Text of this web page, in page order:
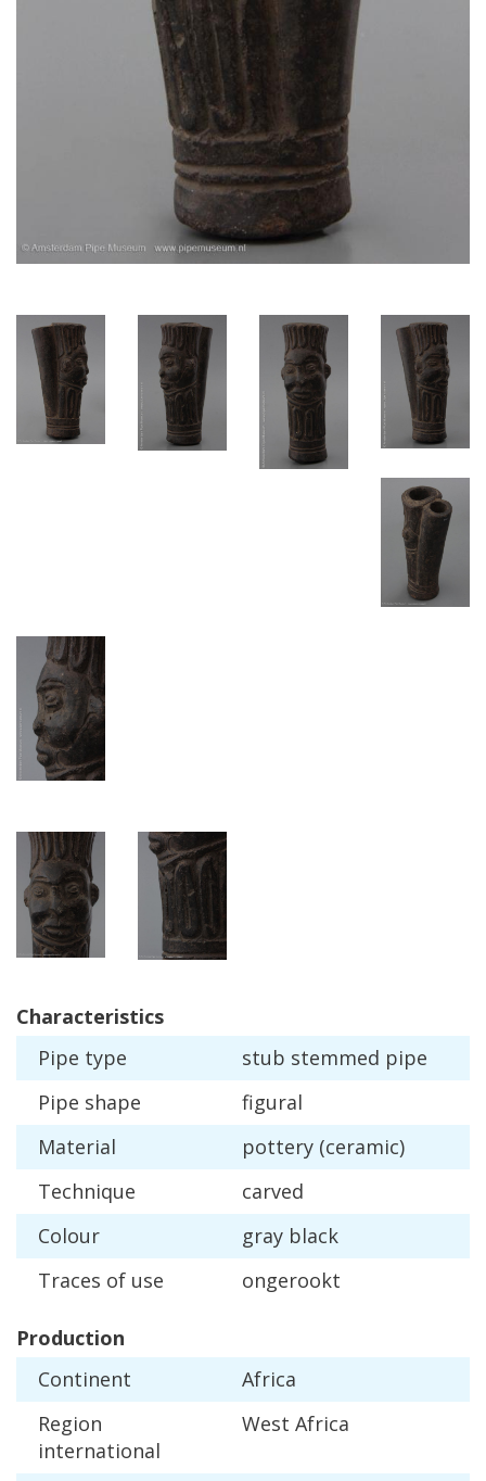
Characteristics
Pipe type stub stemmed pipe
Pipe shape
figural
Material
pottery (ceramic)
Technique
carved
Colour
gray black
Traces of use ongerookt
Production
Continent
Africa
Region
international
West Africa